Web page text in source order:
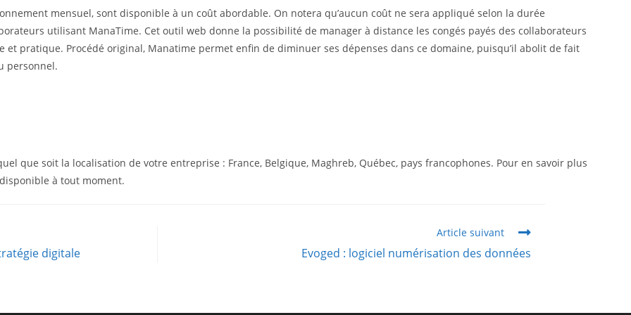
mensuel, sont disponible à un coût abordable. On notera qu’aucun coût ne sera appliqué selon la durée
utilisant ManaTime. Cet outil web donne la possibilité de manager à distance les congés payés des collaborateurs
et pratique. Procédé original, Manatime permet enfin de diminuer ses dépenses dans ce domaine, puisqu’il abolit de fait
personnel.
que soit la localisation de votre entreprise : France, Belgique, Maghreb, Québec, pays francophones. Pour en savoir plus
à tout moment.
digitale
Article suivant
Evoged : logiciel numérisation des données